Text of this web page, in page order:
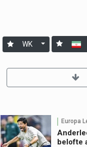
WK
Europa
belofte